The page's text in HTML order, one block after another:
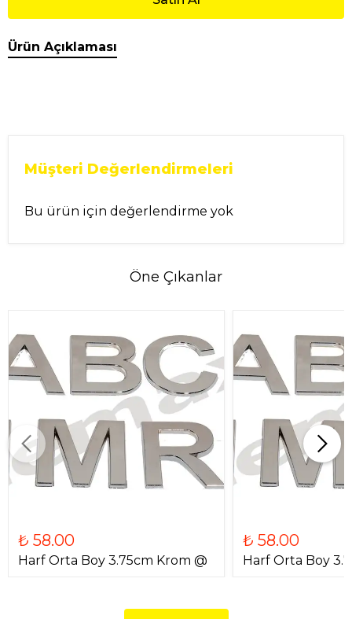
Ürün Açıklaması
Müşteri Değerlendirmeleri
Bu ürün için değerlendirme yok
Öne Çıkanlar
₺ 58.00
Harf Orta Boy 3.75cm Krom @
₺ 58.00
Harf Orta Boy